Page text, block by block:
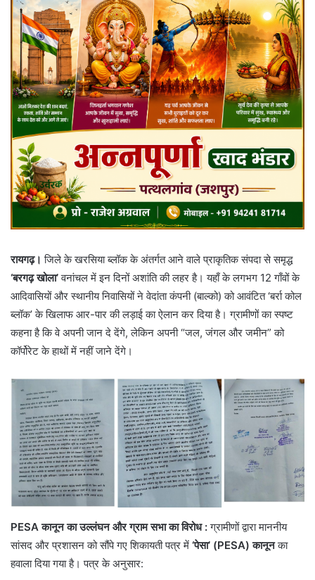
रायगढ़। जिले के खरसिया ब्लॉक के अंतर्गत आने वाले प्राकृतिक संपदा से समृद्ध
‘बरगढ़ खोला’वनांचल में इन दिनों अशांति की लहर है। यहाँ के लगभग 12 गाँवों के
आदिवासियों और स्थानीय निवासियों ने वेदांता कंपनी (बाल्को) को आवंटित ‘बर्रा कोल
ब्लॉक’ के खिलाफ आर-पार की लड़ाई का ऐलान कर दिया है। ग्रामीणों का स्पष्ट
कहना है कि वे अपनी जान दे देंगे, लेकिन अपनी “जल, जंगल और जमीन” को
कॉर्पोरेट के हाथों में नहीं जाने देंगे।
PESA कानून का उल्लंघन और ग्राम सभा का विरोध :ग्रामीणों द्वारा माननीय
सांसद और प्रशासन को सौंपे गए शिकायती पत्र में ‘पेसा’ (PESA) कानूनका
हवाला दिया गया है। पत्र के अनुसार: